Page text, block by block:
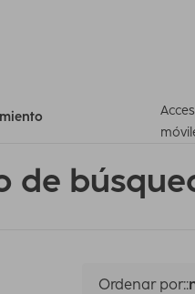
de
Ordenar por::